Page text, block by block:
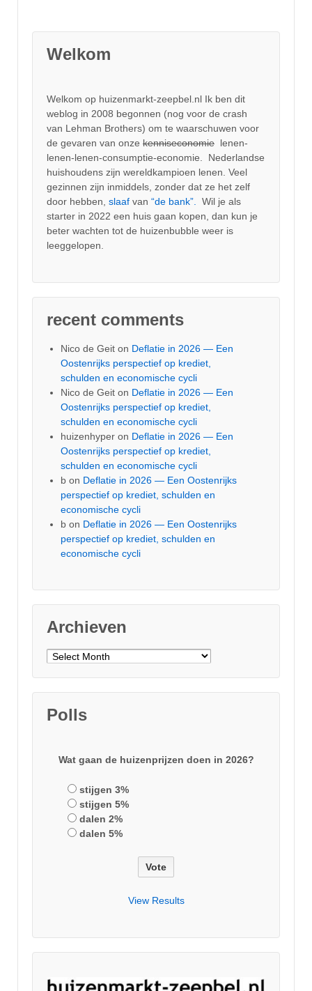
Welkom
Welkom op huizenmarkt-zeepbel.nl Ik ben dit
weblog in 2008 begonnen (nog voor de crash
van Lehman Brothers) om te waarschuwen voor
de gevaren van onze kenniseconomie lenen-
lenen-lenen-consumptie-economie. Nederlandse
huishoudens zijn wereldkampioen lenen. Veel
gezinnen zijn inmiddels, zonder dat ze het zelf
door hebben, slaaf van “de bank”.
Wil je als
starter in 2022 een huis gaan kopen, dan kun je
beter wachten tot de huizenbubble weer is
leeggelopen.
recent comments
Nico de Geit on Deflatie in 2026 — Een
Oostenrijks perspectief op krediet,
schulden en economische cycli
Nico de Geit on Deflatie in 2026 — Een
Oostenrijks perspectief op krediet,
schulden en economische cycli
huizenhyper on Deflatie in 2026 — Een
Oostenrijks perspectief op krediet,
schulden en economische cycli
b on Deflatie in 2026 — Een Oostenrijks
perspectief op krediet, schulden en
economische cycli
b on Deflatie in 2026 — Een Oostenrijks
perspectief op krediet, schulden en
economische cycli
Archieven
Archieven
Polls
Wat gaan de huizenprijzen doen in 2026?
stijgen 3%
stijgen 5%
dalen 2%
dalen 5%
View Results